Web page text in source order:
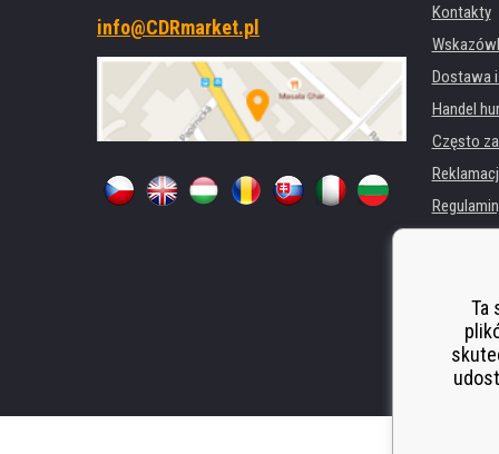
info@CDRmarket.pl
Kontakty
Dostawa
Handel
Często
Wynajem
Ta